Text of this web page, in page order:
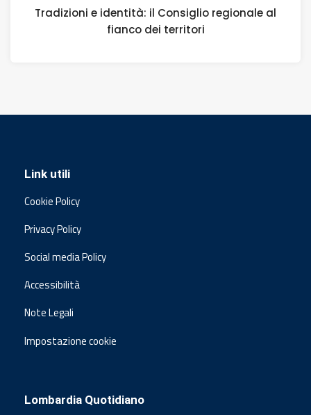
Tradizioni e identità: il Consiglio regionale al
fianco dei territori
Link utili
Cookie Policy
Privacy Policy
Social media Policy
Accessibilità
Note Legali
Impostazione cookie
Lombardia Quotidiano